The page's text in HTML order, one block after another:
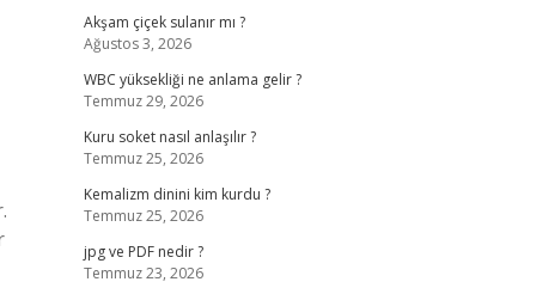
Akşam çiçek sulanır mı ?
Ağustos 3, 2026
WBC yüksekliği ne anlama gelir ?
Temmuz 29, 2026
Kuru soket nasıl anlaşılır ?
Temmuz 25, 2026
Kemalizm dinini kim kurdu ?
Temmuz 25, 2026
jpg ve PDF nedir ?
Temmuz 23, 2026